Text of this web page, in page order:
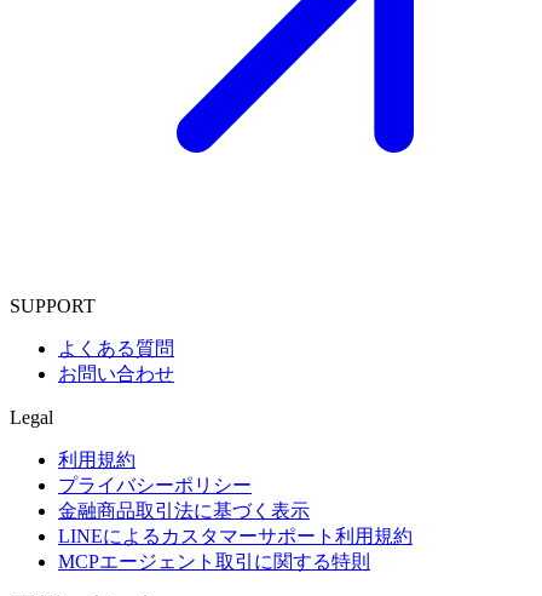
SUPPORT
よくある質問
お問い合わせ
Legal
利用規約
プライバシーポリシー
金融商品取引法に基づく表示
LINEによるカスタマーサポート利用規約
MCPエージェント取引に関する特則